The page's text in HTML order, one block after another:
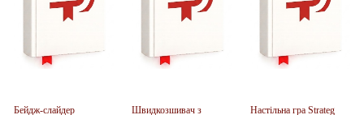
Бейдж-слайдер
Швидкозшивач з
Настільна гра Strateg